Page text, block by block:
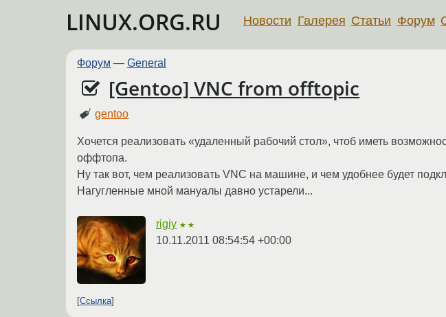
LINUX.ORG.RU Новости Галерея Статьи Форум
Форум — General
[Gentoo] VNC from offtopic
gentoo
Хочется реализовать «удаленный рабочий стол», чтоб иметь
оффтопа.
Ну так вот, чем реализовать VNC на машине, и чем удобнее будет
Нагугленные мной мануалы давно устарели...
rigiy ★★
10.11.2011 08:54:54 +00:00
Ссылка